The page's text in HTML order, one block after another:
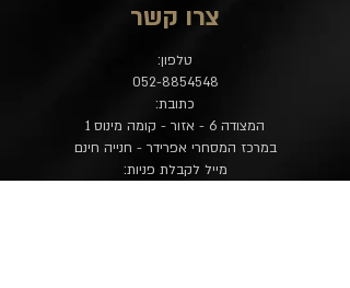
צרו קשר
טלפון:
052-8854548
כתובת:
המצודה 6 - אזור - קומה מינוס 1
במרכז המסחרי אפרידר - חנייה חינם
מייל לקבלת פניות: